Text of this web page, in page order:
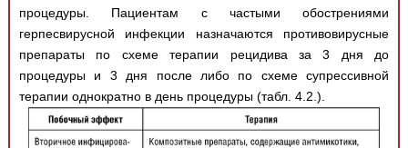
процедуры. Пациентам с частыми обострениями
герпесвирусной инфекции назначаются противовирусные
препараты по схеме терапии рецидива за 3 дня до
процедуры и 3 дня после либо по схеме супрессивной
терапии однократно в день процедуры (табл. 4.2.).